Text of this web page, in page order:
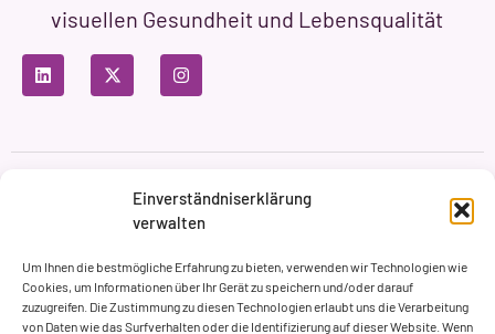
Einverständniserklärung
verwalten
Um Ihnen die bestmögliche Erfahrung zu bieten, verwenden wir Technologien wie
Cookies, um Informationen über Ihr Gerät zu speichern und/oder darauf
zuzugreifen. Die Zustimmung zu diesen Technologien erlaubt uns die Verarbeitung
von Daten wie das Surfverhalten oder die Identifizierung auf dieser Website. Wenn
visuellen Gesundheit und Lebensqualität
Datenschutzbestimmungen
Nutzungsbedingungen
Cookie-Richtlinie